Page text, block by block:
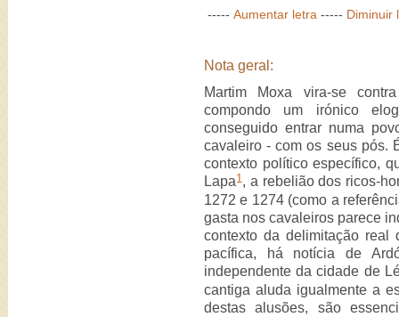
----- Aumentar letra ----- Diminuir
Nota geral:
Martim Moxa vira-se
compondo um irónico
conseguido entrar numa
cavaleiro - com os seus pós.
contexto político específico,
Lapa1 , a rebelião dos ricos-
1272 e 1274 (como a
gasta nos cavaleiros parece
contexto da delimitação real
pacífica, há notícia de
independente da cidade de
cantiga aluda igualmente a
destas alusões, são